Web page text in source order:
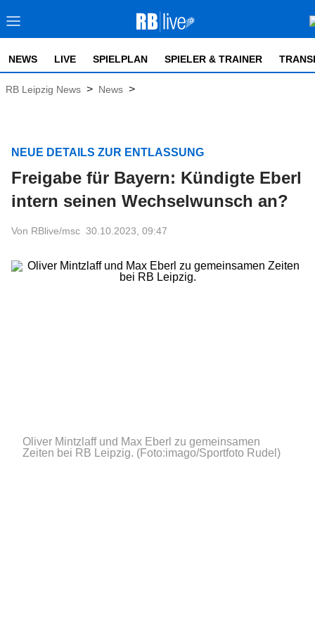
NEWS LIVE SPIELPLAN SPIELER & TRAINER
RB Leipzig News > News >
NEUE DETAILS ZUR ENTLASSUNG
Freigabe für Bayern: Kündigte Eberl
intern seinen Wechselwunsch an?
Von RBlive/msc 30.10.2023, 09:47
Oliver Mintzlaff und Max Eberl zu gemeinsamen
Zeiten bei RB Leipzig. (Foto:imago/Sportfoto Rudel)